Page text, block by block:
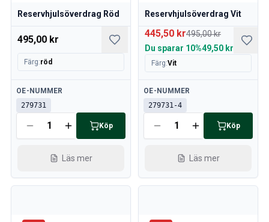
Reservhjulsöverdrag Röd
495,00 kr
Färg:röd
Tillgänglig
OE-NUMMER
279731
Köp
Läs mer
Reservhjulsöverdrag Vit
445,50 kr495,00 kr
Du sparar 10%49,50 kr
Färg:Vit
Tillgänglig
OE-NUMMER
279731-4
Köp
Läs mer